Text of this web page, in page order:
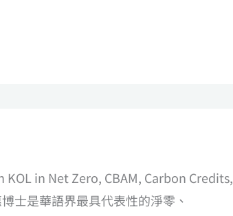
in Net Zero, CBAM, Carbon Credits,
士是華語界最具代表性的淨零、